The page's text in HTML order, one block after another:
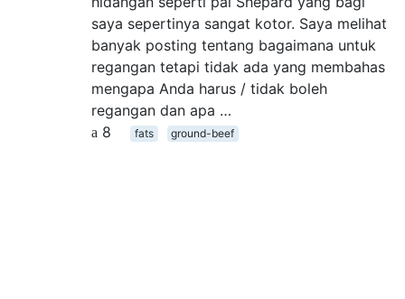
saya sepertinya sangat kotor. Saya melihat
banyak posting tentang bagaimana untuk
regangan tetapi tidak ada yang membahas
mengapa Anda harus / tidak boleh
regangan dan apa …
8
fats ground-beef